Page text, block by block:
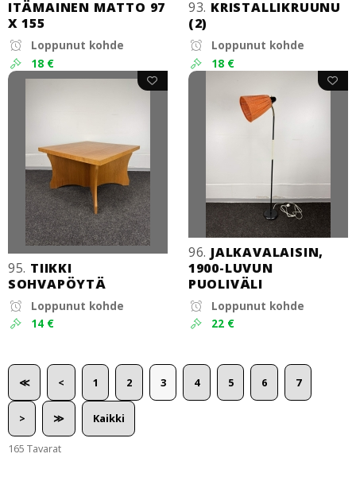
ITÄMAINEN MATTO 97
X 155
Loppunut kohde
18 €
93. KRISTALLIKRUUNU
(2)
Loppunut kohde
18 €
95. TIIKKI
SOHVAPÖYTÄ
Loppunut kohde
14 €
96. JALKAVALAISIN,
1900-LUVUN
PUOLIVÄLI
Loppunut kohde
22 €
≪ < 1 2 3 4 5 6 7
> ≫ Kaikki
165 Tavarat